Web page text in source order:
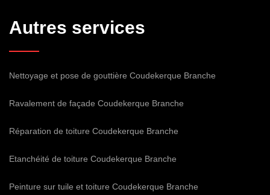
Autres services
Nettoyage et pose de gouttière Coudekerque Branche
Ravalement de façade Coudekerque Branche
Réparation de toiture Coudekerque Branche
Etanchéité de toiture Coudekerque Branche
Peinture sur tuile et toiture Coudekerque Branche